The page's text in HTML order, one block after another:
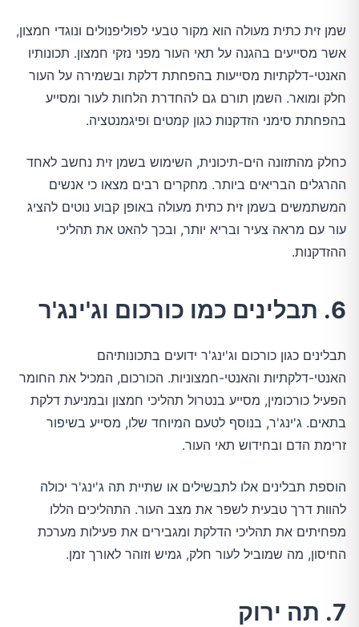
שמן זית כתית מעולה הוא מקור טבעי לפוליפנולים ונוגדי חמצון,
אשר מסייעים בהגנה על תאי העור מפני נזקי חמצון. תכונותיו
האנטי-דלקתיות מסייעות בהפחתת דלקת ובשמירה על העור
חלק ומואר. השמן תורם גם להחדרת הלחות לעור ומסייע
בהפחתת סימני הזדקנות כגון קמטים ופיגמנטציה.
כחלק מהתזונה הים-תיכונית, השימוש בשמן זית נחשב לאחד
ההרגלים הבריאים ביותר. מחקרים רבים מצאו כי אנשים
המשתמשים בשמן זית כתית מעולה באופן קבוע נוטים להציג
עור עם מראה צעיר ובריא יותר, ובכך להאט את תהליכי
ההזדקנות.
6. תבלינים כמו כורכום וג'ינג'ר
תבלינים כגון כורכום וג'ינג'ר ידועים בתכונותיהם
האנטי-דלקתיות והאנטי-חמצוניות. הכורכום, המכיל את החומר
הפעיל כורכומין, מסייע בנטרול תהליכי חמצון ובמניעת דלקת
בתאים. ג'ינג'ר, בנוסף לטעם המיוחד שלו, מסייע בשיפור
זרימת הדם ובחידוש תאי העור.
הוספת תבלינים אלו לתבשילים או שתיית תה ג'ינג'ר יכולה
להוות דרך טבעית לשפר את מצב העור. התהליכים הללו
מפחיתים את תהליכי הדלקת ומגבירים את פעילות מערכת
החיסון, מה שמוביל לעור חלק, גמיש וזוהר לאורך זמן.
7. תה ירוק